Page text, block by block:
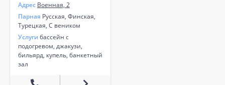
Адрес Военная, 2
Парная Русская, Финская,
Турецкая, С веником
Услуги бассейн с
подогревом, джакузи,
бильярд, купель, банкетный
зал